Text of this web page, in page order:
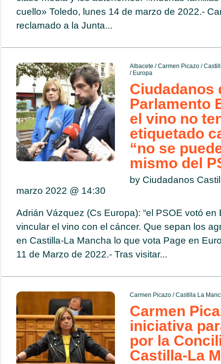
cuello» Toledo, lunes 14 de marzo de 2022.-
reclamado a la Junta...
Albacete /Carmen Picazo/
/ Europa
Ciudadanos
Parlamento
el vino no
etiquetado
“no se
mismo del
by Ciudadanos
marzo 2022 @ 14:30
Adrián Vázquez (Cs Europa): “el PSOE votó en
vincular el vino con el cáncer. Que sepan los
en Castilla-La Mancha lo que vota Page en
11 de Marzo de 2022.- Tras visitar...
Carmen Picazo/Castilla La
Carmen
iniciativa
por la
Castilla-La